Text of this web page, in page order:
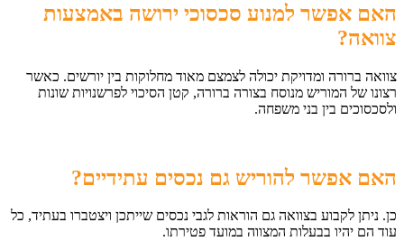
האם אפשר למנוע סכסוכי ירושה באמצעות
צוואה?
צוואה ברורה ומדויקת יכולה לצמצם מאוד מחלוקות בין יורשים. כאשר
רצונו של המוריש מנוסח בצורה ברורה, קטן הסיכוי לפרשנויות שונות
ולסכסוכים בין בני משפחה.
האם אפשר להוריש גם נכסים עתידיים?
כן. ניתן לקבוע בצוואה גם הוראות לגבי נכסים שייתכן ויצטברו בעתיד, כל
עוד הם יהיו בבעלות המצווה במועד פטירתו.